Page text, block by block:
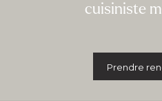
cuisiniste
Prendre